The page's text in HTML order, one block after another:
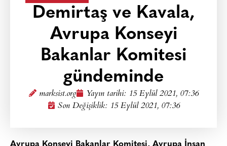
Demirtaş ve Kavala,
Avrupa Konseyi
Bakanlar Komitesi
gündeminde
marksist.org Yayın tarihi: 15 Eylül 2021, 07:36
Son Değişiklik: 15 Eylül 2021, 07:36
Avrupa Konseyi Bakanlar Komitesi, Avrupa İnsan